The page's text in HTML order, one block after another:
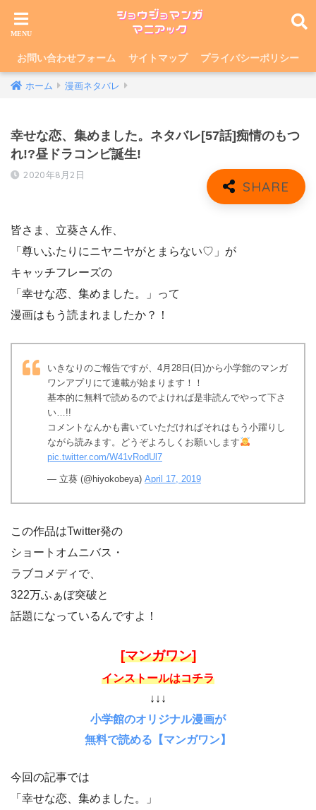
お問い合わせフォーム サイトマップ プライバシーポリシー
ホーム 漫画ネタバレ
幸せな恋、集めました。ネタバレ[57話]痴情のもつ
れ!?昼ドラコンビ誕生!
2020年8月2日
皆さま、立葵さん作、
「尊いふたりにニヤニヤがとまらない♡」が
キャッチフレーズの
「幸せな恋、集めました。」って
漫画はもう読まれましたか？！
いきなりのご報告ですが、4月28日(日)から小学館のマンガ
ワンアプリにて連載が始まります！！
基本的に無料で読めるのでよければ是非読んでやって下さ
い…!!
コメントなんかも書いていただければそれはもう小躍りし
ながら読みます。どうぞよろしくお願いします
pic.twitter.com/W41vRodUl7
— 立葵 (@hiyokobeya) April 17, 2019
この作品はTwitter発の
ショートオムニバス・
ラブコメディで、
322万ふぁぼ突破と
話題になっているんですよ！
[マンガワン]
インストールはコチラ
↓↓↓
小学館のオリジナル漫画が
無料で読める【マンガワン】
今回の記事では
「幸せな恋、集めました。」